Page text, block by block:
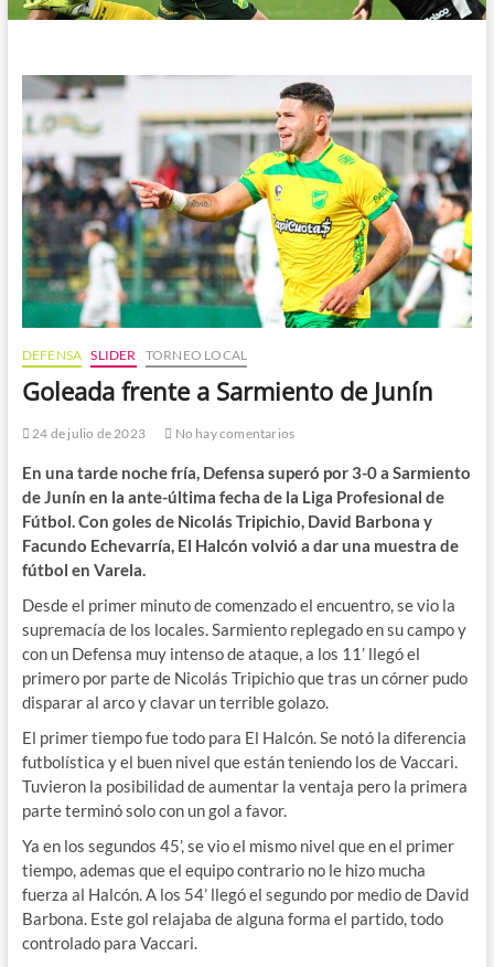
DEFENSA SLIDER TORNEO LOCAL
Goleada frente a Sarmiento de Junín
24 de julio de 2023 No hay comentarios
En una tarde noche fría, Defensa superó por 3-0 a Sarmiento
de Junín en la ante-última fecha de la Liga Profesional de
Fútbol. Con goles de Nicolás Tripichio, David Barbona y
Facundo Echevarría, El Halcón volvió a dar una muestra de
fútbol en Varela.
Desde el primer minuto de comenzado el encuentro, se vio la
supremacía de los locales. Sarmiento replegado en su campo y
con un Defensa muy intenso de ataque, a los 11’ llegó el
primero por parte de Nicolás Tripichio que tras un córner pudo
disparar al arco y clavar un terrible golazo.
El primer tiempo fue todo para El Halcón. Se notó la diferencia
futbolística y el buen nivel que están teniendo los de Vaccari.
Tuvieron la posibilidad de aumentar la ventaja pero la primera
parte terminó solo con un gol a favor.
Ya en los segundos 45’, se vio el mismo nivel que en el primer
tiempo, ademas que el equipo contrario no le hizo mucha
fuerza al Halcón. A los 54’ llegó el segundo por medio de David
Barbona. Este gol relajaba de alguna forma el partido, todo
controlado para Vaccari.